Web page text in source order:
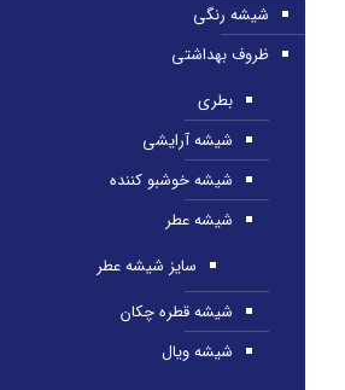
شیشه رنگی
ظروف بهداشتی
بطری
شیشه آرایشی
شیشه خوشبو کننده
شیشه عطر
سایز شیشه عطر
شیشه قطره چکان
شیشه ویال